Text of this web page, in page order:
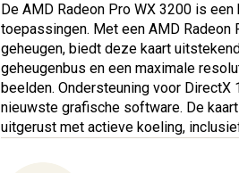
De AMD Radeon Pro WX 3200 is
toepassingen. Met een AMD Radeon
geheugen, biedt deze kaart
geheugenbus en een maximale
beelden. Ondersteuning voor
nieuwste grafische software. De
uitgerust met actieve koeling,